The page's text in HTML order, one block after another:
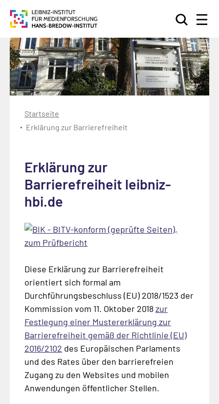
Startseite
Erklärung zur Barrierefreiheit
Erklärung zur
Barrierefreiheit leibniz-
hbi.de
Diese Erklärung zur Barrierefreiheit
orientiert sich formal am
Durchführungsbeschluss (EU) 2018/1523 der
Kommission vom 11. Oktober 2018zur
Festlegung einer Mustererklärung zur
Barrierefreiheit gemäß der Richtlinie (EU)
2016/2102 des Europäischen Parlaments
und des Rates über den barrierefreien
Zugang zu den Websites und mobilen
Anwendungen öffentlicher Stellen.